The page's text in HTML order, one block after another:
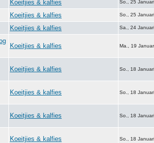
Koeitjies & kalfies So., 25
Koeitjies & kalfies So., 25
Koeitjies & kalfies Sa., 24
Koeitjies & kalfies Ma., 19
Koeitjies & kalfies So., 18
Koeitjies & kalfies So., 18
Koeitjies & kalfies So., 18
Koeitjies & kalfies So., 18